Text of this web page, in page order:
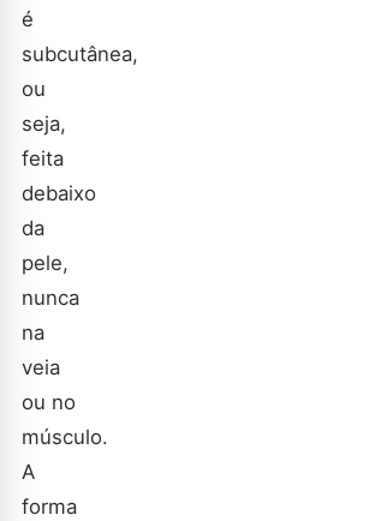
é
subcutânea,
ou
seja,
feita
debaixo
da
pele,
nunca
na
veia
ou no
músculo.
A
forma